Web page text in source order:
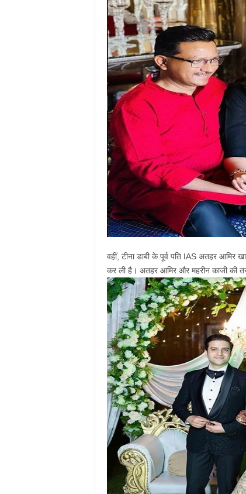
वहीं, टीना डाबी के पूर्व पति IAS अतहर आमिर
कर ली है। अतहर आमिर और महरीन काजी की